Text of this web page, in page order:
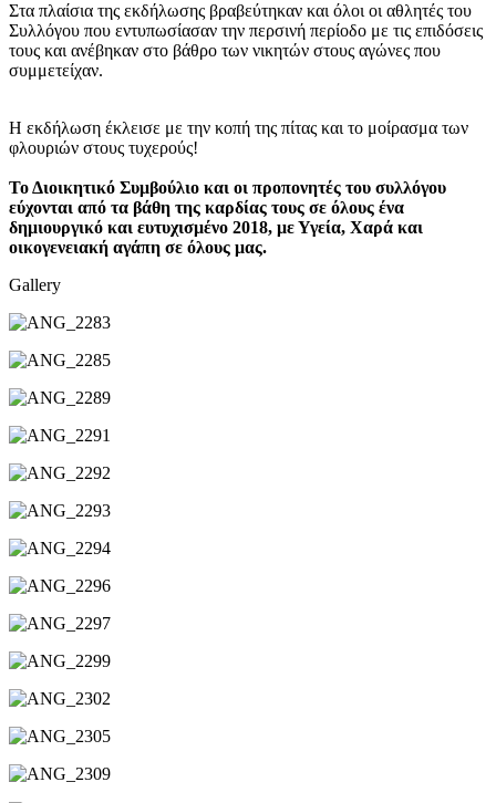
Στα πλαίσια της εκδήλωσης βραβεύτηκαν και όλοι οι αθλητές του
Συλλόγου που εντυπωσίασαν την περσινή περίοδο με τις επιδόσεις
τους και ανέβηκαν στο βάθρο των νικητών στους αγώνες που
συμμετείχαν.
Η εκδήλωση έκλεισε με την κοπή της πίτας και το μοίρασμα των
φλουριών στους τυχερούς!
Το Διοικητικό Συμβούλιο και οι προπονητές του συλλόγου
εύχονται από τα βάθη της καρδίας τους σε όλους ένα
δημιουργικό και ευτυχισμένο 2018, με Υγεία, Χαρά και
οικογενειακή αγάπη σε όλους μας.
Gallery